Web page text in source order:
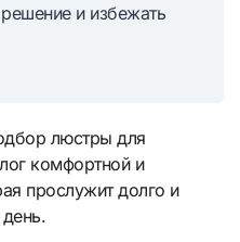
и избежать
люстры для
комфортной и
прослужит долго и